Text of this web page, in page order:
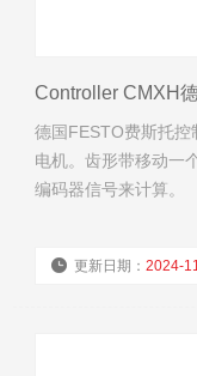
Controller CMXH
德国FESTO费斯托
电机。齿形带移动一
编码器信号来计算。
更新日期：2024-11-